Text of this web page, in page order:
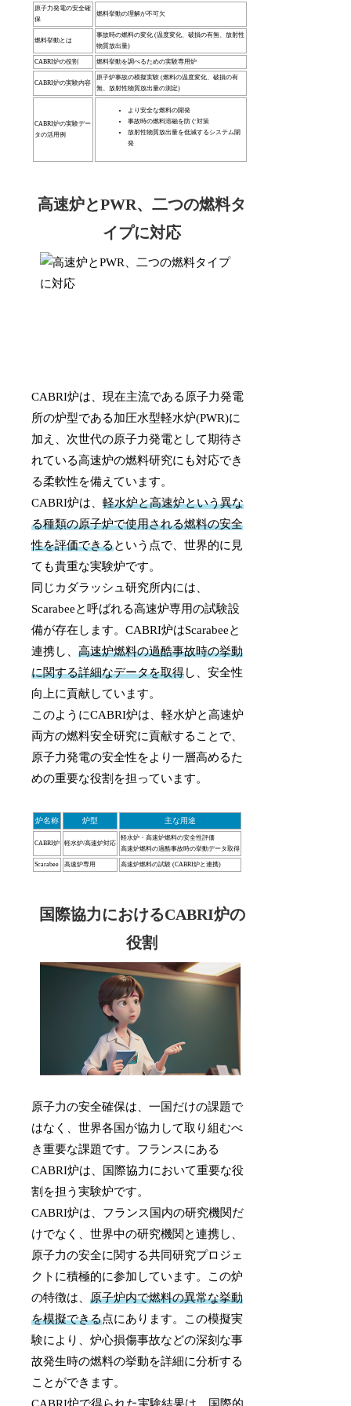
原子力発電の安全確
保
燃料挙動の理解が不可欠
燃料挙動とは
事故時の燃料の変化 (温度変化、破損の有無、放射性
物質放出量)
CABRI炉の役割 燃料挙動を調べるための実験専用炉
CABRI炉の実験内容
原子炉事故の模擬実験 (燃料の温度変化、破損の有
無、放射性物質放出量の測定)
CABRI炉の実験デー
タの活用例
より安全な燃料の開発
事故時の燃料溶融を防ぐ対策
放射性物質放出量を低減するシステム開
発
高速炉とPWR、二つの燃料タ
イプに対応
CABRI炉は、現在主流である原子力発電
所の炉型である加圧水型軽水炉(PWR)に
加え、次世代の原子力発電として期待さ
れている高速炉の燃料研究にも対応でき
る柔軟性を備えています。
CABRI炉は、軽水炉と高速炉という異な
る種類の原子炉で使用される燃料の安全
性を評価できるという点で、世界的に見
ても貴重な実験炉です。
同じカダラッシュ研究所内には、
Scarabeeと呼ばれる高速炉専用の試験設
備が存在します。CABRI炉はScarabeeと
連携し、高速炉燃料の過酷事故時の挙動
に関する詳細なデータを取得し、安全性
向上に貢献しています。
このようにCABRI炉は、軽水炉と高速炉
両方の燃料安全研究に貢献することで、
原子力発電の安全性をより一層高めるた
めの重要な役割を担っています。
炉名称 炉型 主な用途
CABRI炉 軽水炉/高速炉対応
軽水炉・高速炉燃料の安全性評価
高速炉燃料の過酷事故時の挙動データ取得
Scarabee 高速炉専用 高速炉燃料の試験 (CABRI炉と連携)
国際協力におけるCABRI炉の
役割
原子力の安全確保は、一国だけの課題で
はなく、世界各国が協力して取り組むべ
き重要な課題です。フランスにある
CABRI炉は、国際協力において重要な役
割を担う実験炉です。
CABRI炉は、フランス国内の研究機関だ
けでなく、世界中の研究機関と連携し、
原子力の安全に関する共同研究プロジェ
クトに積極的に参加しています。この炉
の特徴は、原子炉内で燃料の異常な挙動
を模擬できる点にあります。この模擬実
験により、炉心損傷事故などの深刻な事
故発生時の燃料の挙動を詳細に分析する
ことができます。
CABRI炉で得られた実験結果は、国際的